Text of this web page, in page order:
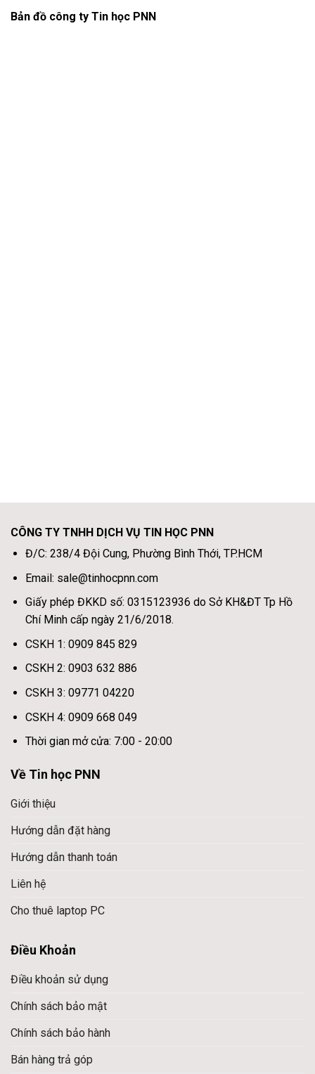
Bản đồ công ty Tin học PNN
CÔNG TY TNHH DỊCH VỤ TIN HỌC PNN
Đ/C: 238/4 Đội Cung, Phường Bình Thới, TP.HCM
Email: sale@tinhocpnn.com
Giấy phép ĐKKD số: 0315123936 do Sở KH&ĐT Tp Hồ
Chí Minh cấp ngày 21/6/2018.
CSKH 1: 0909 845 829
CSKH 2: 0903 632 886
CSKH 3: 09771 04220
CSKH 4: 0909 668 049
Thời gian mở cửa: 7:00 - 20:00
Về Tin học PNN
Giới thiệu
Hướng dẫn đặt hàng
Hướng dẫn thanh toán
Liên hệ
Cho thuê laptop PC
Điều Khoản
Điều khoản sử dụng
Chính sách bảo mật
Chính sách bảo hành
Bán hàng trả góp